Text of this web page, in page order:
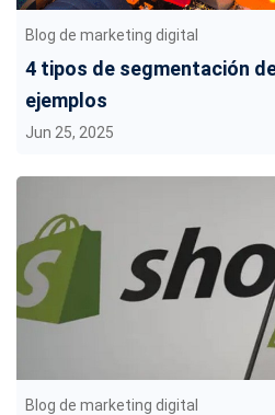
Blog de marketing digital
4 tipos de segmentación
ejemplos
Jun 25, 2025
Blog de marketing digital